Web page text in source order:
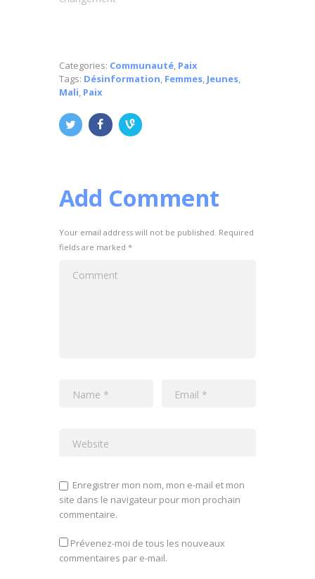
Categories: Communauté, Paix
Tags: Désinformation, Femmes, Jeunes,
Mali, Paix
Add Comment
Your email address will not be published. Required
fields are marked *
Enregistrer mon nom, mon e-mail et mon
site dans le navigateur pour mon prochain
commentaire.
Prévenez-moi de tous les nouveaux
commentaires par e-mail.